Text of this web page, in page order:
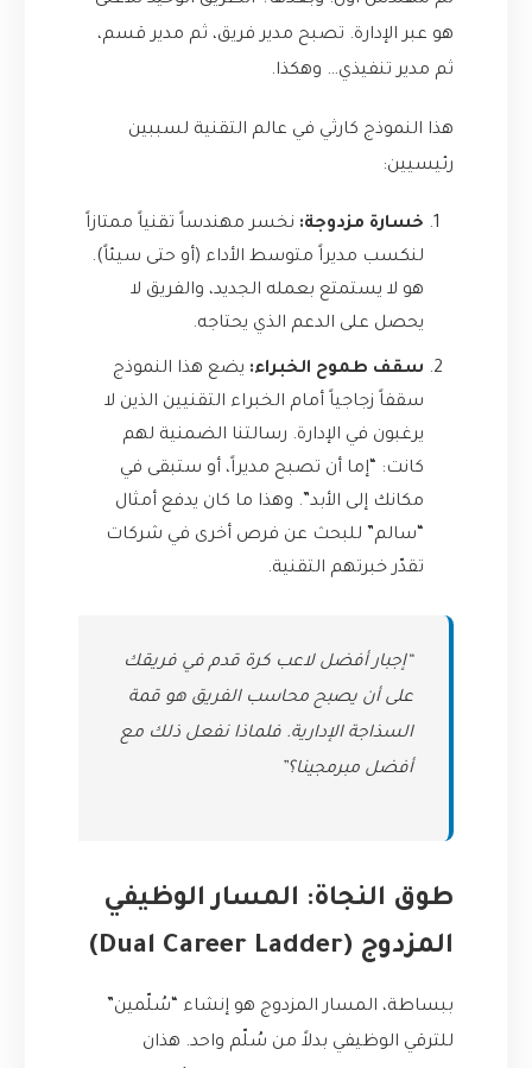
هو عبر الإدارة. تصبح مدير فريق، ثم مدير قسم،
ثم مدير تنفيذي… وهكذا.
هذا النموذج كارثي في عالم التقنية لسببين
رئيسيين:
خسارة مزدوجة: نخسر مهندساً تقنياً ممتازاً
لنكسب مديراً متوسط الأداء (أو حتى سيئاً).
هو لا يستمتع بعمله الجديد، والفريق لا
يحصل على الدعم الذي يحتاجه.
سقف طموح الخبراء: يضع هذا النموذج
سقفاً زجاجياً أمام الخبراء التقنيين الذين لا
يرغبون في الإدارة. رسالتنا الضمنية لهم
كانت: “إما أن تصبح مديراً، أو ستبقى في
مكانك إلى الأبد”. وهذا ما كان يدفع أمثال
“سالم” للبحث عن فرص أخرى في شركات
تقدّر خبرتهم التقنية.
“إجبار أفضل لاعب كرة قدم في فريقك
على أن يصبح محاسب الفريق هو قمة
السذاجة الإدارية. فلماذا نفعل ذلك مع
أفضل مبرمجينا؟”
طوق النجاة: المسار الوظيفي
المزدوج (Dual Career Ladder)
ببساطة، المسار المزدوج هو إنشاء “سُلّمين”
للترقي الوظيفي بدلاً من سُلّم واحد. هذان